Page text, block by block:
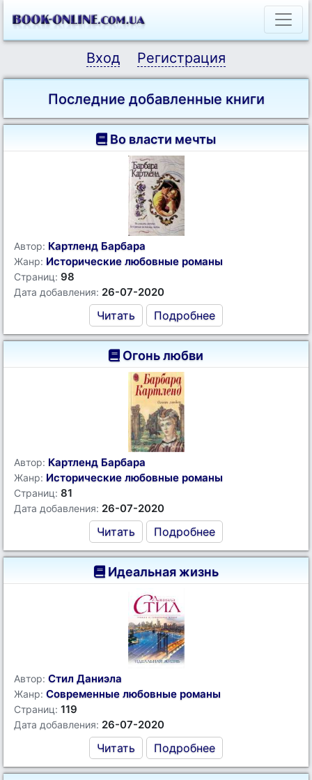
Вход Регистрация
Последние добавленные книги
Во власти мечты
Автор: Картленд Барбара
Жанр: Исторические любовные романы
Страниц: 98
Дата добавления: 26-07-2020
Читать Подробнее
Огонь любви
Автор: Картленд Барбара
Жанр: Исторические любовные романы
Страниц: 81
Дата добавления: 26-07-2020
Читать Подробнее
Идеальная жизнь
Автор: Стил Даниэла
Жанр: Современные любовные романы
Страниц: 119
Дата добавления: 26-07-2020
Читать Подробнее